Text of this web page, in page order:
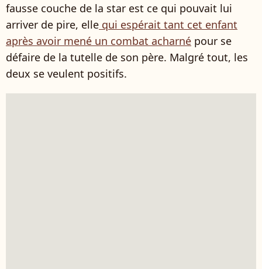
fausse couche de la star est ce qui pouvait lui
arriver de pire, elle qui espérait tant cet enfant
après avoir mené un combat acharné pour se
défaire de la tutelle de son père. Malgré tout, les
deux se veulent positifs.